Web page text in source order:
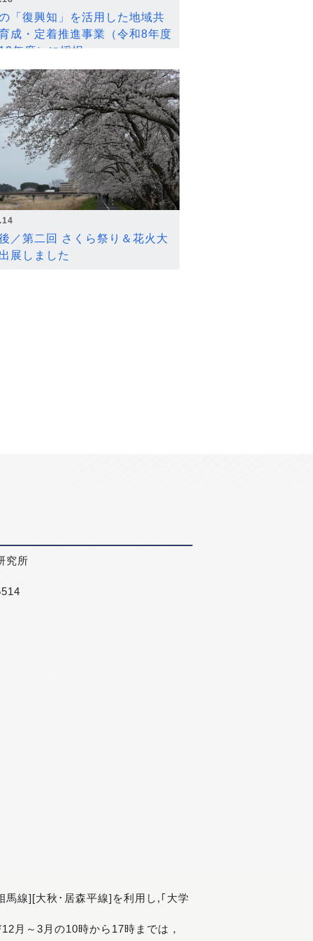
「復興知」を活用した地域共
成・定着推進事業（令和8年度
年度）に採択
／第二回 さくら祭り＆花火大
展しました
究所
線][大秋･居森平線]を利用し,｢大学
月～3月の10時から17時までは，